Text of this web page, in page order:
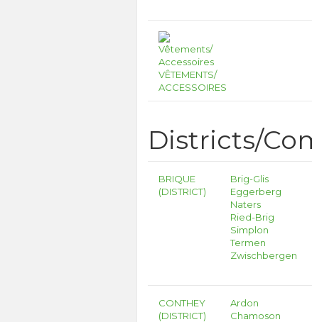
VÊTEMENTS/
ACCESSOIRES
Districts/
BRIQUE
(DISTRICT)
Brig-Glis
Eggerberg
Naters
Ried-Brig
Simplon
Termen
Zwischbergen
CONTHEY
(DISTRICT)
Ardon
Chamoson